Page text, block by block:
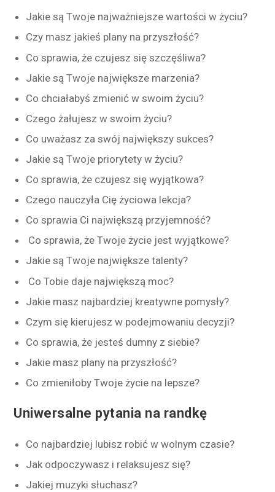
Jakie są Twoje najważniejsze wartości w życiu?
Czy masz jakieś plany na przyszłość?
Co sprawia, że czujesz się szczęśliwa?
Jakie są Twoje największe marzenia?
Co chciałabyś zmienić w swoim życiu?
Czego żałujesz w swoim życiu?
Co uważasz za swój największy sukces?
Jakie są Twoje priorytety w życiu?
Co sprawia, że czujesz się wyjątkowa?
Czego nauczyła Cię życiowa lekcja?
Co sprawia Ci największą przyjemność?
Co sprawia, że Twoje życie jest wyjątkowe?
Jakie są Twoje największe talenty?
Co Tobie daje największą moc?
Jakie masz najbardziej kreatywne pomysły?
Czym się kierujesz w podejmowaniu decyzji?
Co sprawia, że jesteś dumny z siebie?
Jakie masz plany na przyszłość?
Co zmieniłoby Twoje życie na lepsze?
Uniwersalne pytania na randkę
Co najbardziej lubisz robić w wolnym czasie?
Jak odpoczywasz i relaksujesz się?
Jakiej muzyki słuchasz?